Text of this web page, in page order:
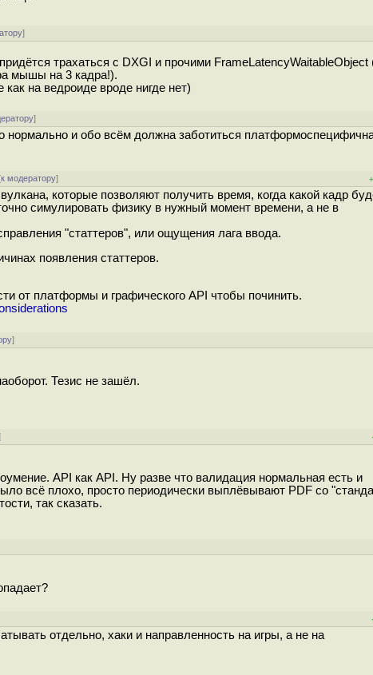
]
трахаться с DXGI и прочими FrameLatencyWaitableObject
мышы на 3 кадра!).
на ведроиде вроде нигде нет)
]
и обо всём должна заботиться
к модератору]
которые позволяют получить время, когда какой кадр
симулировать физику в нужный момент времени, а не в
"статтеров", или ощущения лага ввода.
появления статтеров.
от платформы и графического API чтобы починить.
]
Тезис не зашёл.
API как API. Ну разве что валидация нормальная есть и
всё плохо, просто периодически выплёвывают PDF со
так сказать.
отдельно, хаки и направленность на игры, а не на